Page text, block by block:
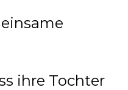
ihre Tochter